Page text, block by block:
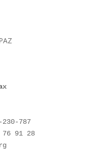
787
91 28